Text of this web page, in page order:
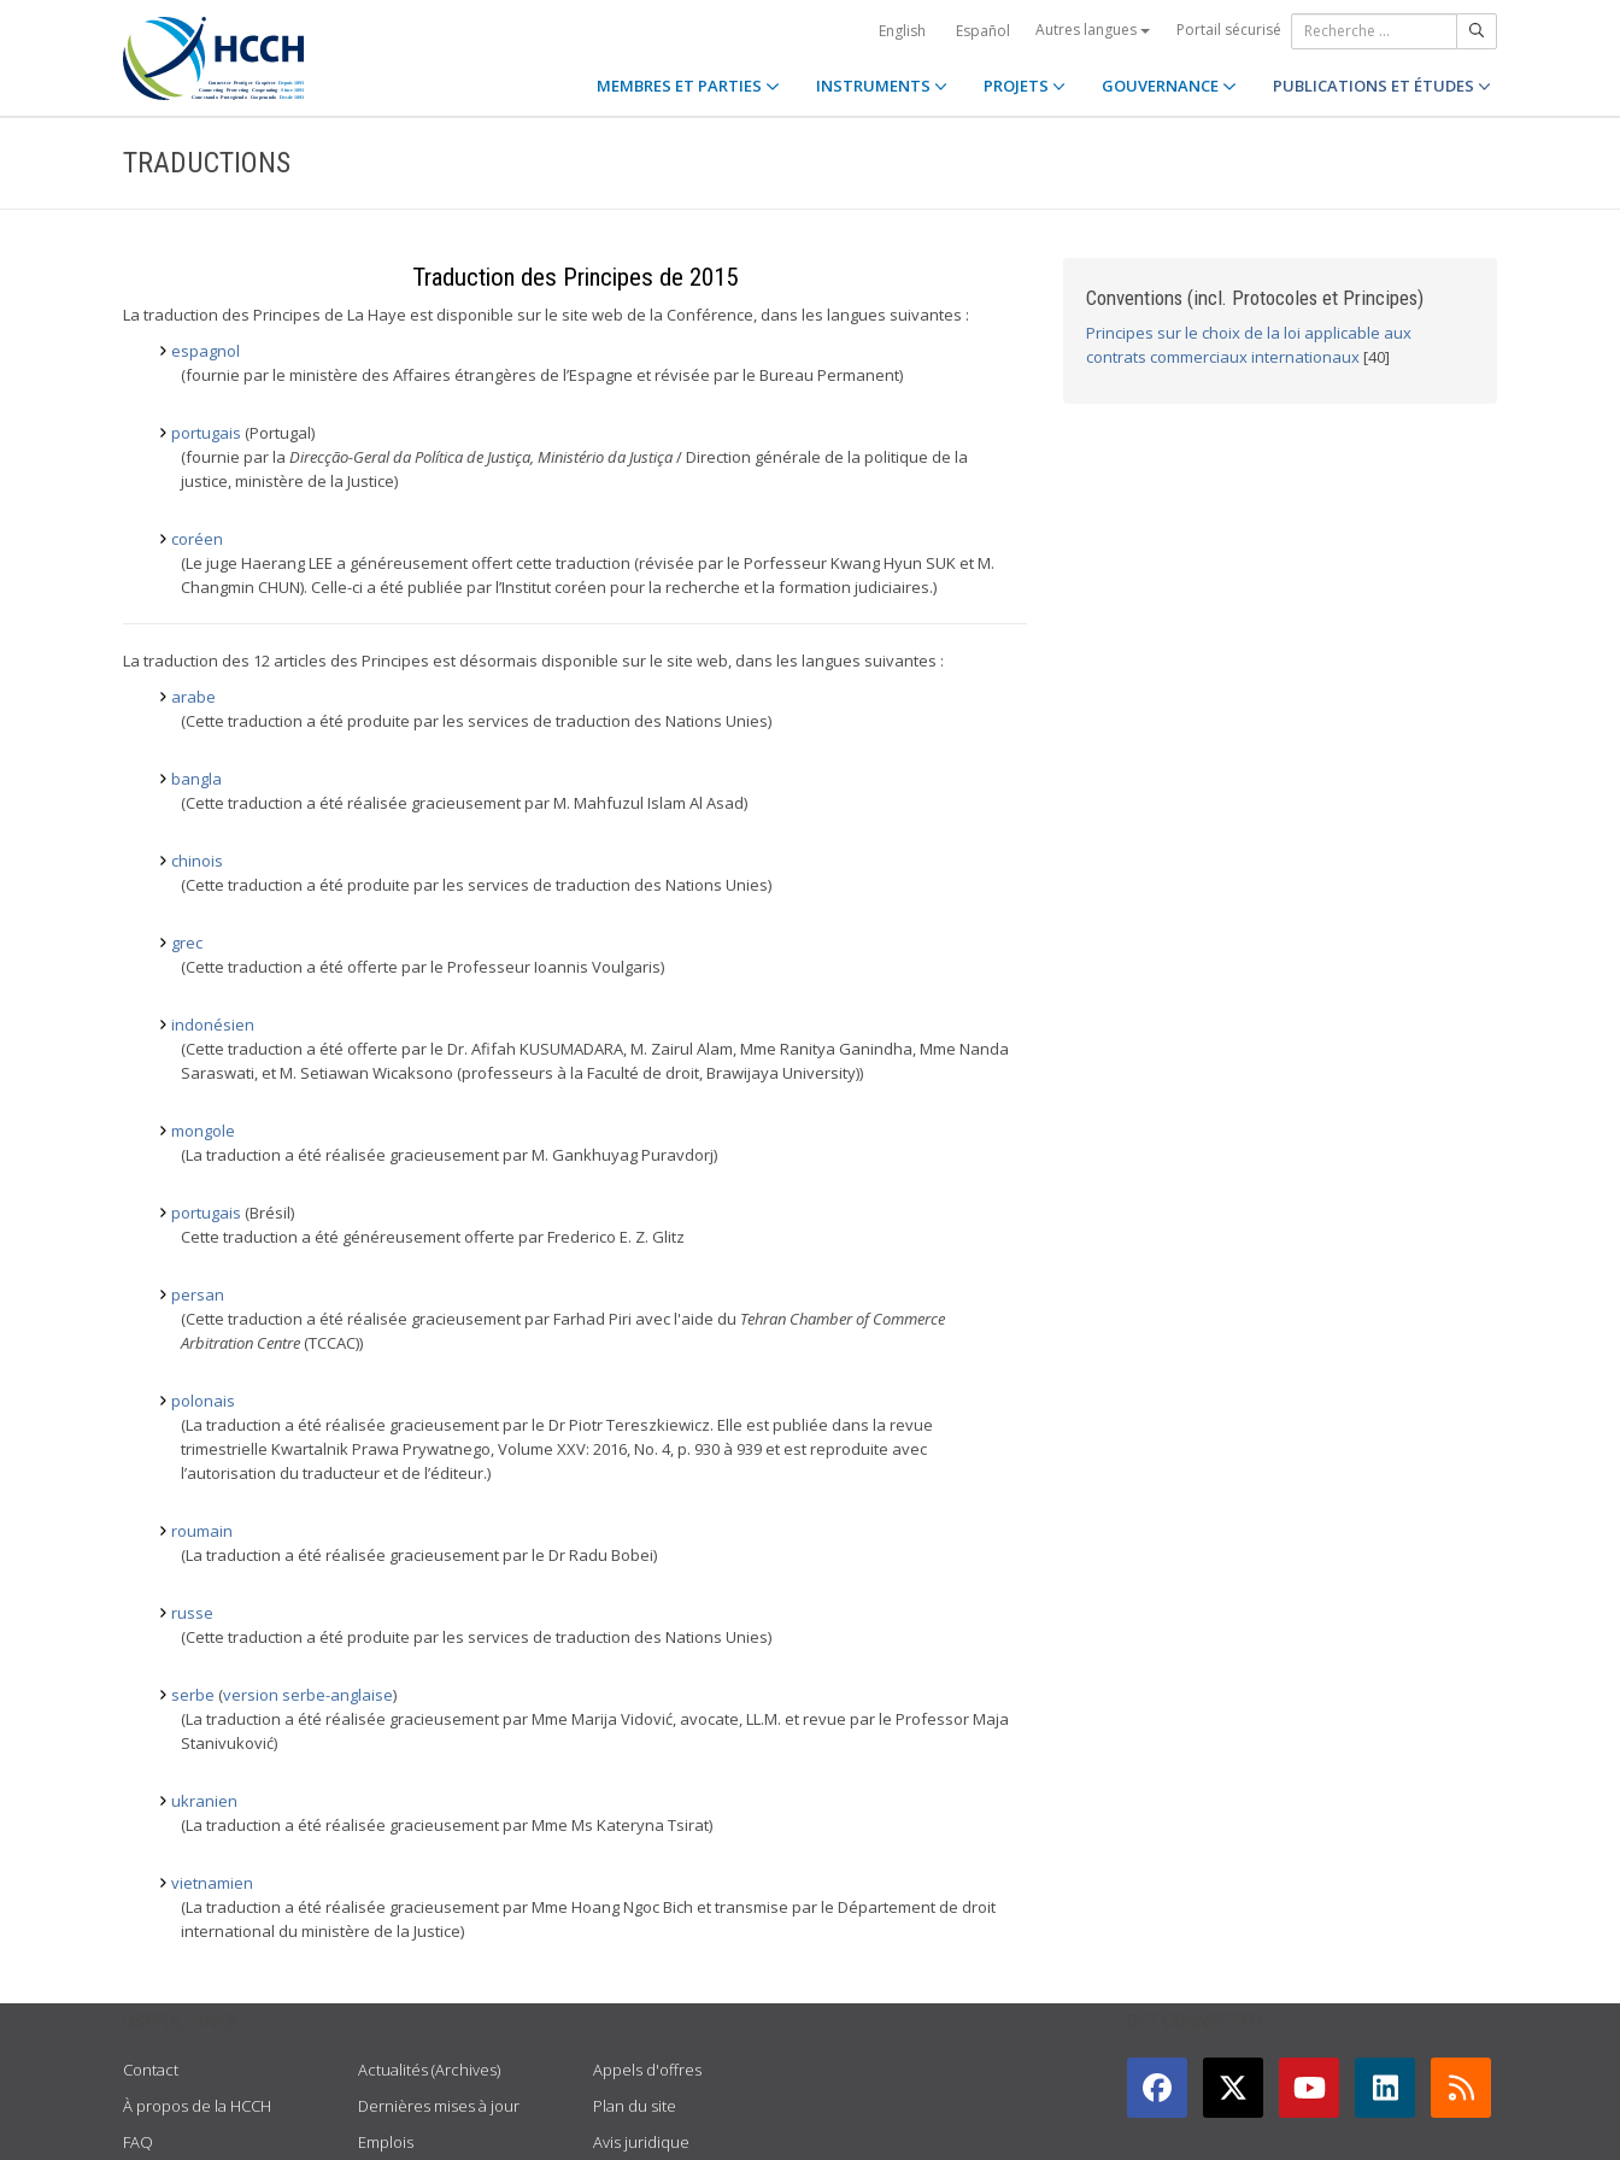
English Español Autres langues Portail sécurisé
MEMBRES ET PARTIES INSTRUMENTS PROJETS GOUVERNANCE PUBLICATIONS ET ÉTUDES
TRADUCTIONS
Traduction des Principes de 2015
La traduction des Principes de La Haye est disponible sur le site web de la Conférence, dans les langues suivantes :
espagnol
(fournie par le ministère des Affaires étrangères de l’Espagne et révisée par le Bureau Permanent)
portugais (Portugal)
(fournie par la Direcção-Geral da Política de Justiça, Ministério da Justiça/ Direction générale de la politique de la
justice, ministère de la Justice)
coréen
(Le juge Haerang LEE a généreusement offert cette traduction (révisée par le Porfesseur Kwang Hyun SUK et M.
Changmin CHUN). Celle-ci a été publiée par l’Institut coréen pour la recherche et la formation judiciaires.)
La traduction des 12 articles des Principes est désormais disponible sur le site web, dans les langues suivantes :
arabe
(Cette traduction a été produite par les services de traduction des Nations Unies)
bangla
(Cette traduction a été réalisée gracieusement par M. Mahfuzul Islam Al Asad)
chinois
(Cette traduction a été produite par les services de traduction des Nations Unies)
grec
(Cette traduction a été offerte par le Professeur Ioannis Voulgaris)
indonésien
(Cette traduction a été offerte par le Dr. Afifah KUSUMADARA, M. Zairul Alam, Mme Ranitya Ganindha, Mme Nanda
Saraswati, et M. Setiawan Wicaksono (professeurs à la Faculté de droit, Brawijaya University))
mongole
(La traduction a été réalisée gracieusement par M. Gankhuyag Puravdorj)
portugais (Brésil)
Cette traduction a été généreusement offerte par Frederico E. Z. Glitz
persan
(Cette traduction a été réalisée gracieusement par Farhad Piri avec l'aide du Tehran Chamber of Commerce
Arbitration Centre (TCCAC))
polonais
(La traduction a été réalisée gracieusement par le Dr Piotr Tereszkiewicz. Elle est publiée dans la revue
trimestrielle Kwartalnik Prawa Prywatnego, Volume XXV: 2016, No. 4, p. 930 à 939 et est reproduite avec
l’autorisation du traducteur et de l’éditeur.)
roumain
(La traduction a été réalisée gracieusement par le Dr Radu Bobei)
russe
(Cette traduction a été produite par les services de traduction des Nations Unies)
serbe (version serbe-anglaise)
(La traduction a été réalisée gracieusement par Mme Marija Vidović, avocate, LL.M. et revue par le Professor Maja
Stanivuković)
ukranien
(La traduction a été réalisée gracieusement par Mme Ms Kateryna Tsirat)
vietnamien
(La traduction a été réalisée gracieusement par Mme Hoang Ngoc Bich et transmise par le Département de droit
international du ministère de la Justice)
Conventions (incl. Protocoles et Principes)
Principes sur le choix de la loi applicable aux
contrats commerciaux internationaux[40]
Contact
À propos de la HCCH
FAQ
Actualités (Archives)
Dernières mises à jour
Emplois
Appels d'offres
Plan du site
Avis juridique